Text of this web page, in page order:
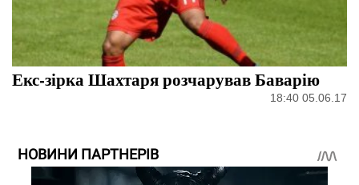
Екс-зірка Шахтаря розчарував Баварію
18:40 05.06.17
НОВИНИ ПАРТНЕРІВ